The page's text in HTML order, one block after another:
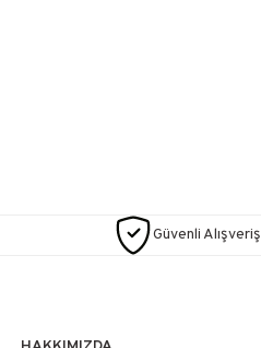
Güvenli Alışveriş